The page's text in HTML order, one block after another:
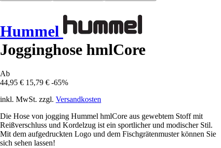
Hummel
Jogginghose hmlCore
Ab
44,95 € 15,79 € -65%
inkl. MwSt. zzgl. Versandkosten
Die Hose von jogging Hummel hmlCore aus gewebtem Stoff mit
Reißverschluss und Kordelzug ist ein sportlicher und modischer Stil.
Mit dem aufgedruckten Logo und dem Fischgrätenmuster können Sie
sich sehen lassen!